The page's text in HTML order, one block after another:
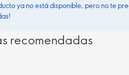
ya no está disponible, pero no te
recomendadas